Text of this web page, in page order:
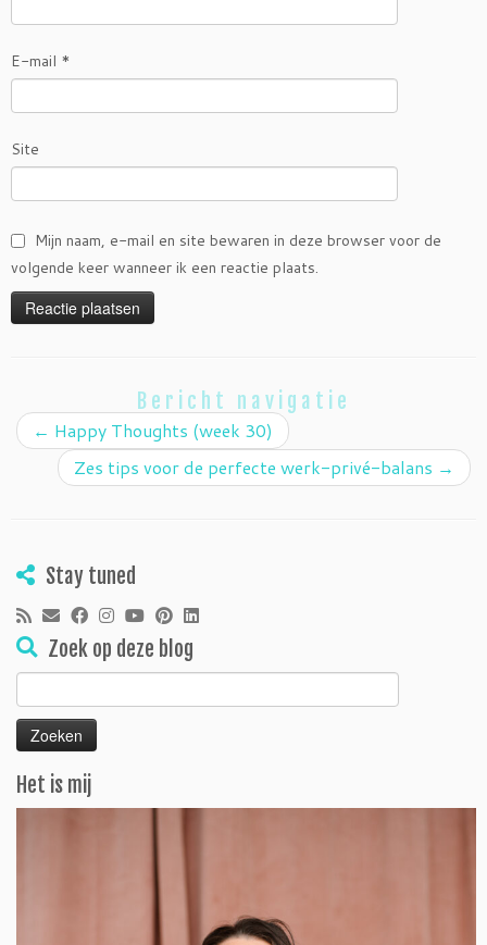
E-mail *
Site
Mijn naam, e-mail en site bewaren in deze browser voor de
volgende keer wanneer ik een reactie plaats.
Bericht navigatie
← Happy Thoughts (week 30)
Zes tips voor de perfecte werk-privé-balans →
Stay tuned
Zoek op deze blog
naar:
Het is mij